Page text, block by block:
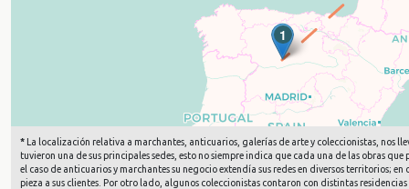
1
* La localización relativa a marchantes, anticuarios, galerías de arte y coleccionistas, nos
tuvieron una de sus principales sedes, esto no siempre indica que cada una de las obras
el caso de anticuarios y marchantes su negocio extendía sus redes en diversos territorios;
pieza a sus clientes. Por otro lado, algunos coleccionistas contaron con distintas